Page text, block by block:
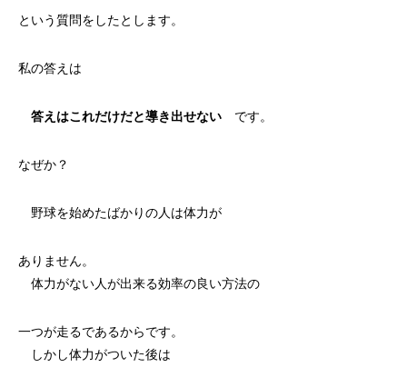
という質問をしたとします。
私の答えは
答えはこれだけだと導き出せない です。
なぜか？
野球を始めたばかりの人は体力が
ありません。
体力がない人が出来る効率の良い方法の
一つが走るであるからです。
しかし体力がついた後は